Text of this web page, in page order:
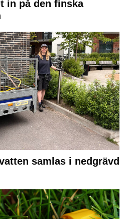
in på den finska
samlas i nedgrävd